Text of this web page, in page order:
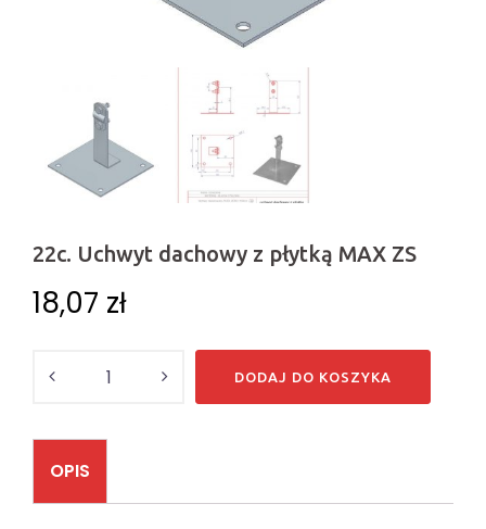
22c. Uchwyt dachowy z płytką MAX ZS
18,07 zł
DODAJ DO KOSZYKA
OPIS